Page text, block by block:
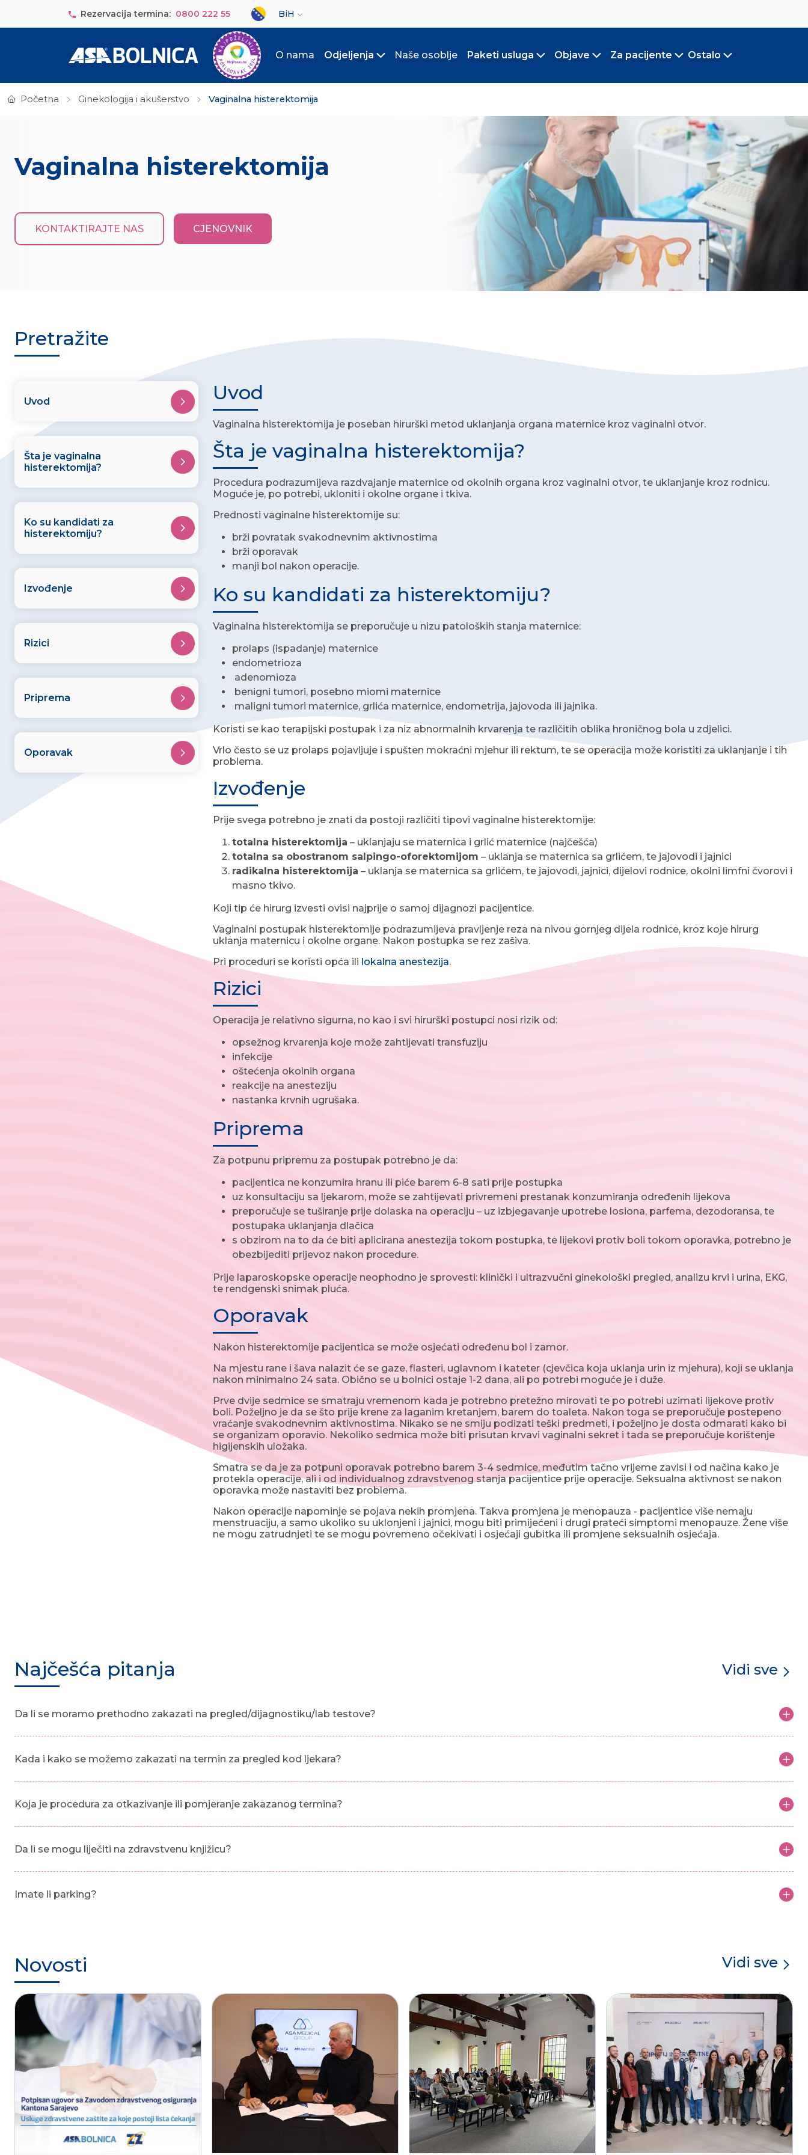
Rezervacija termina: 0800 222 55
Select your language
BiH
O nama Odjeljenja
Toggle submenu
Naše osoblje Paketi usluga
Toggle submenu
Objave
Toggle submenu
Za pacijente
Toggle submenu
Ostalo
Toggle
Početna Ginekologija i akušerstvo Vaginalna histerektomija
Vaginalna histerektomija
KONTAKTIRAJTE NAS CJENOVNIK
Pretražite
Uvod
Šta je vaginalna
histerektomija?
Ko su kandidati za
histerektomiju?
Izvođenje
Rizici
Priprema
Oporavak
Uvod
Vaginalna histerektomija je poseban hirurški metod uklanjanja organa maternice kroz vaginalni otvor.
Šta je vaginalna histerektomija?
Procedura podrazumijeva razdvajanje maternice od okolnih organa kroz vaginalni otvor, te uklanjanje kroz rodnicu.
Moguće je, po potrebi, ukloniti i okolne organe i tkiva.
Prednosti vaginalne histerektomije su:
brži povratak svakodnevnim aktivnostima
brži oporavak
manji bol nakon operacije.
Ko su kandidati za histerektomiju?
Vaginalna histerektomija se preporučuje u nizu patoloških stanja maternice:
prolaps (ispadanje) maternice
endometrioza
adenomioza
benigni tumori, posebno miomi maternice
maligni tumori maternice, grlića maternice, endometrija, jajovoda ili jajnika.
Koristi se kao terapijski postupak i za niz abnormalnih krvarenja te različitih oblika hroničnog bola u zdjelici.
Vrlo često se uz prolaps pojavljuje i spušten mokraćni mjehur ili rektum, te se operacija može koristiti za uklanjanje i tih
problema.
Izvođenje
Prije svega potrebno je znati da postoji različiti tipovi vaginalne histerektomije:
totalna histerektomija – uklanjaju se maternica i grlić maternice (najčešća)
totalna sa obostranom salpingo-oforektomijom – uklanja se maternica sa grlićem, te jajovodi i jajnici
radikalna histerektomija – uklanja se maternica sa grlićem, te jajovodi, jajnici, dijelovi rodnice, okolni limfni čvorovi i
masno tkivo.
Koji tip će hirurg izvesti ovisi najprije o samoj dijagnozi pacijentice.
Vaginalni postupak histerektomije podrazumijeva pravljenje reza na nivou gornjeg dijela rodnice, kroz koje hirurg
uklanja maternicu i okolne organe. Nakon postupka se rez zašiva.
Pri proceduri se koristi opća ili lokalna anestezija.
Rizici
Operacija je relativno sigurna, no kao i svi hirurški postupci nosi rizik od:
opsežnog krvarenja koje može zahtijevati transfuziju
infekcije
oštećenja okolnih organa
reakcije na anesteziju
nastanka krvnih ugrušaka.
Priprema
Za potpunu pripremu za postupak potrebno je da:
pacijentica ne konzumira hranu ili piće barem 6-8 sati prije postupka
uz konsultaciju sa ljekarom, može se zahtijevati privremeni prestanak konzumiranja određenih lijekova
preporučuje se tuširanje prije dolaska na operaciju – uz izbjegavanje upotrebe losiona, parfema, dezodoransa, te
postupaka uklanjanja dlačica
s obzirom na to da će biti aplicirana anestezija tokom postupka, te lijekovi protiv boli tokom oporavka, potrebno je
obezbijediti prijevoz nakon procedure.
Prije laparoskopske operacije neophodno je sprovesti: klinički i ultrazvučni ginekološki pregled, analizu krvi i urina, EKG,
te rendgenski snimak pluća.
Oporavak
Nakon histerektomije pacijentica se može osjećati određenu bol i zamor.
Na mjestu rane i šava nalazit će se gaze, flasteri, uglavnom i kateter (cjevčica koja uklanja urin iz mjehura), koji se uklanja
nakon minimalno 24 sata. Obično se u bolnici ostaje 1-2 dana, ali po potrebi moguće je i duže.
Prve dvije sedmice se smatraju vremenom kada je potrebno pretežno mirovati te po potrebi uzimati lijekove protiv
boli. Poželjno je da se što prije krene za laganim kretanjem, barem do toaleta. Nakon toga se preporučuje postepeno
vraćanje svakodnevnim aktivnostima. Nikako se ne smiju podizati teški predmeti, i poželjno je dosta odmarati kako bi
se organizam oporavio. Nekoliko sedmica može biti prisutan krvavi vaginalni sekret i tada se preporučuje korištenje
higijenskih uložaka.
Smatra se da je za potpuni oporavak potrebno barem 3-4 sedmice, međutim tačno vrijeme zavisi i od načina kako je
protekla operacije, ali i od individualnog zdravstvenog stanja pacijentice prije operacije. Seksualna aktivnost se nakon
oporavka može nastaviti bez problema.
Nakon operacije napominje se pojava nekih promjena. Takva promjena je menopauza - pacijentice više nemaju
menstruaciju, a samo ukoliko su uklonjeni i jajnici, mogu biti primijećeni i drugi prateći simptomi menopauze. Žene više
ne mogu zatrudnjeti te se mogu povremeno očekivati i osjećaji gubitka ili promjene seksualnih osjećaja.
Najčešća pitanja Vidi sve
Da li se moramo prethodno zakazati na pregled/dijagnostiku/lab testove?
Kada i kako se možemo zakazati na termin za pregled kod ljekara?
Koja je procedura za otkazivanje ili pomjeranje zakazanog termina?
Da li se mogu liječiti na zdravstvenu knjižicu?
Imate li parking?
Novosti Vidi sve